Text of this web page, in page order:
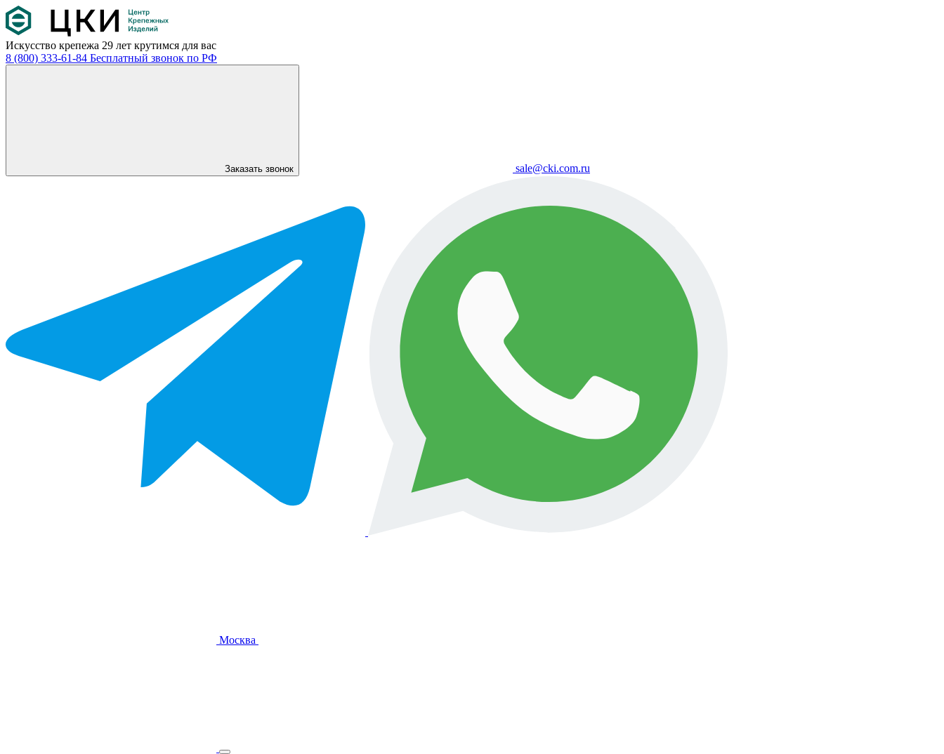
Искусство крепежа 29 лет крутимся для вас
8 (800) 333-61-84 Бесплатный звонок по РФ
Заказать звонок sale@cki.com.ru
Москва